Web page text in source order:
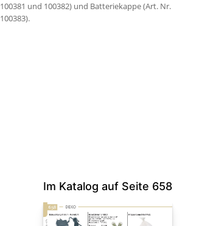
100381 und 100382) und Batteriekappe (Art. Nr.
Im Katalog auf Seite 658